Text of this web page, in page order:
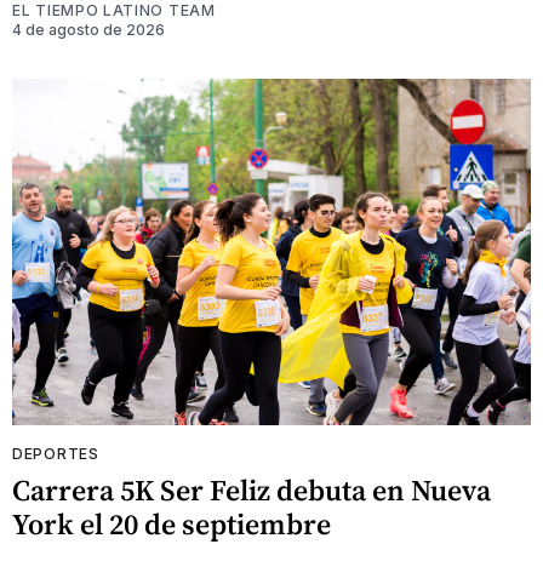
EL TIEMPO LATINO TEAM
4 de agosto de 2026
DEPORTES
Carrera 5K Ser Feliz debuta en Nueva
York el 20 de septiembre